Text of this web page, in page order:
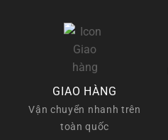
GIAO HÀNG
Vận chuyển nhanh trên
toàn quốc